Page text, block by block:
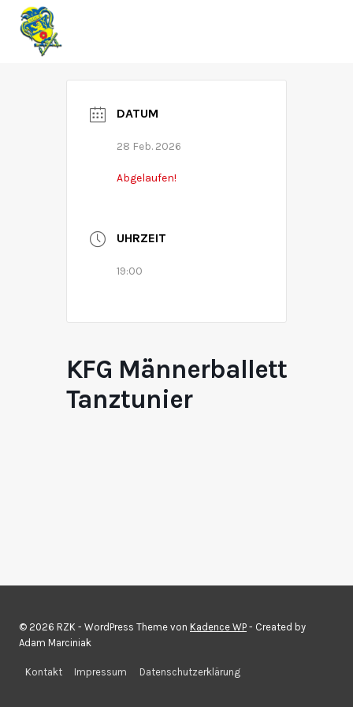
DATUM
28 Feb. 2026
Abgelaufen!
UHRZEIT
19:00
KFG Männerballett
Tanztunier
© 2026 RZK - WordPress Theme von Kadence WP - Created by
Adam Marciniak
Kontakt Impressum Datenschutzerklärung